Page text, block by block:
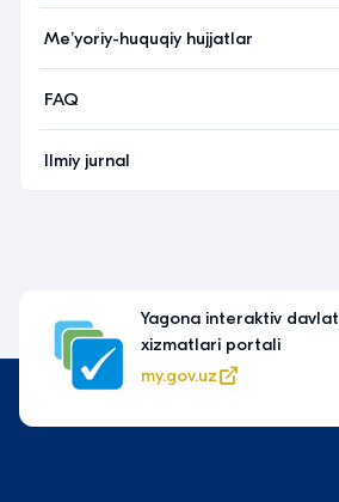
Meʼyoriy-huquqiy hujjatlar
FAQ
Ilmiy jurnal
Yagona interaktiv davlat
xizmatlari portali
my.gov.uz